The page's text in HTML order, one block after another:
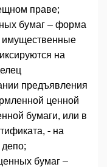
праве;
бумаг – форма
имущественные
на
предъявления
ценной
бумаги, или в
- на
депо;
бумаг –